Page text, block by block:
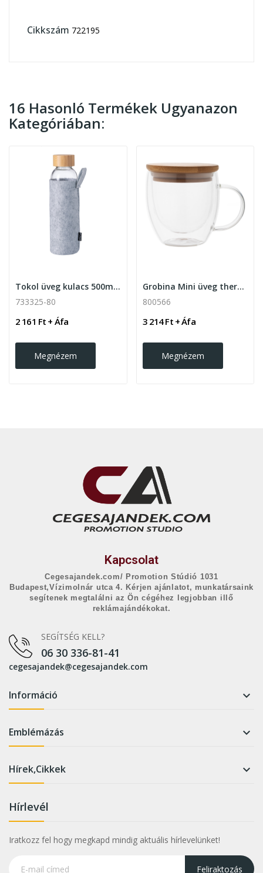
Cikkszám 722195
16 Hasonló Termékek Ugyanazon
Kategóriában:
Tokol üveg kulacs 500ml, sötétszürke
733325-80
2 161 Ft + Áfa
Megnézem
Grobina Mini üveg thermo bögre 250ml, átlátszó
800566
3 214 Ft + Áfa
Megnézem
Kapcsolat
Cegesajandek.com/ Promotion Stúdió 1031
Budapest,Vízimolnár utca 4. Kérjen ajánlatot, munkatársaink
segítenek megtalálni az Ön cégéhez legjobban illő
reklámajándékokat.
SEGÍTSÉG KELL?
06 30 336-81-41
cegesajandek@cegesajandek.com
Információ 
Emblémázás 
Hírek,Cikkek 
Hírlevél
Iratkozz fel hogy megkapd mindig aktuális hírlevelünket!
Feliraktozás